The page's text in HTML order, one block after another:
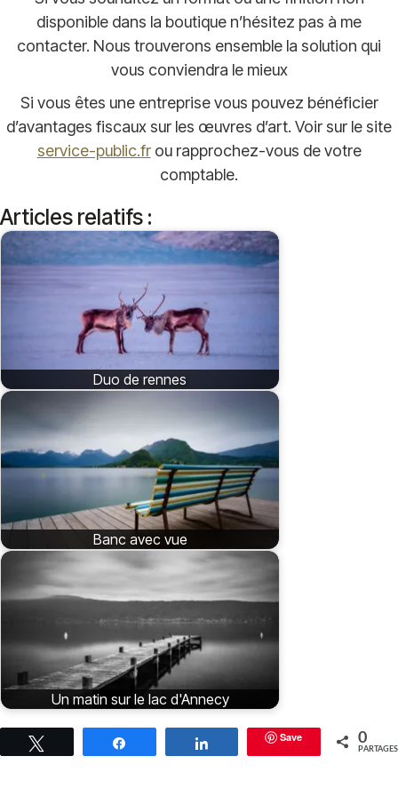
disponible dans la boutique n’hésitez pas à me
contacter. Nous trouverons ensemble la solution qui
vous conviendra le mieux
Si vous êtes une entreprise vous pouvez bénéficier
d’avantages fiscaux sur les œuvres d’art. Voir sur le site
service-public.frou rapprochez-vous de votre
comptable.
Articles relatifs :
Duo de rennes
Banc avec vue
Un matin sur le lac d'Annecy
Partagez Save 0
PARTAGES